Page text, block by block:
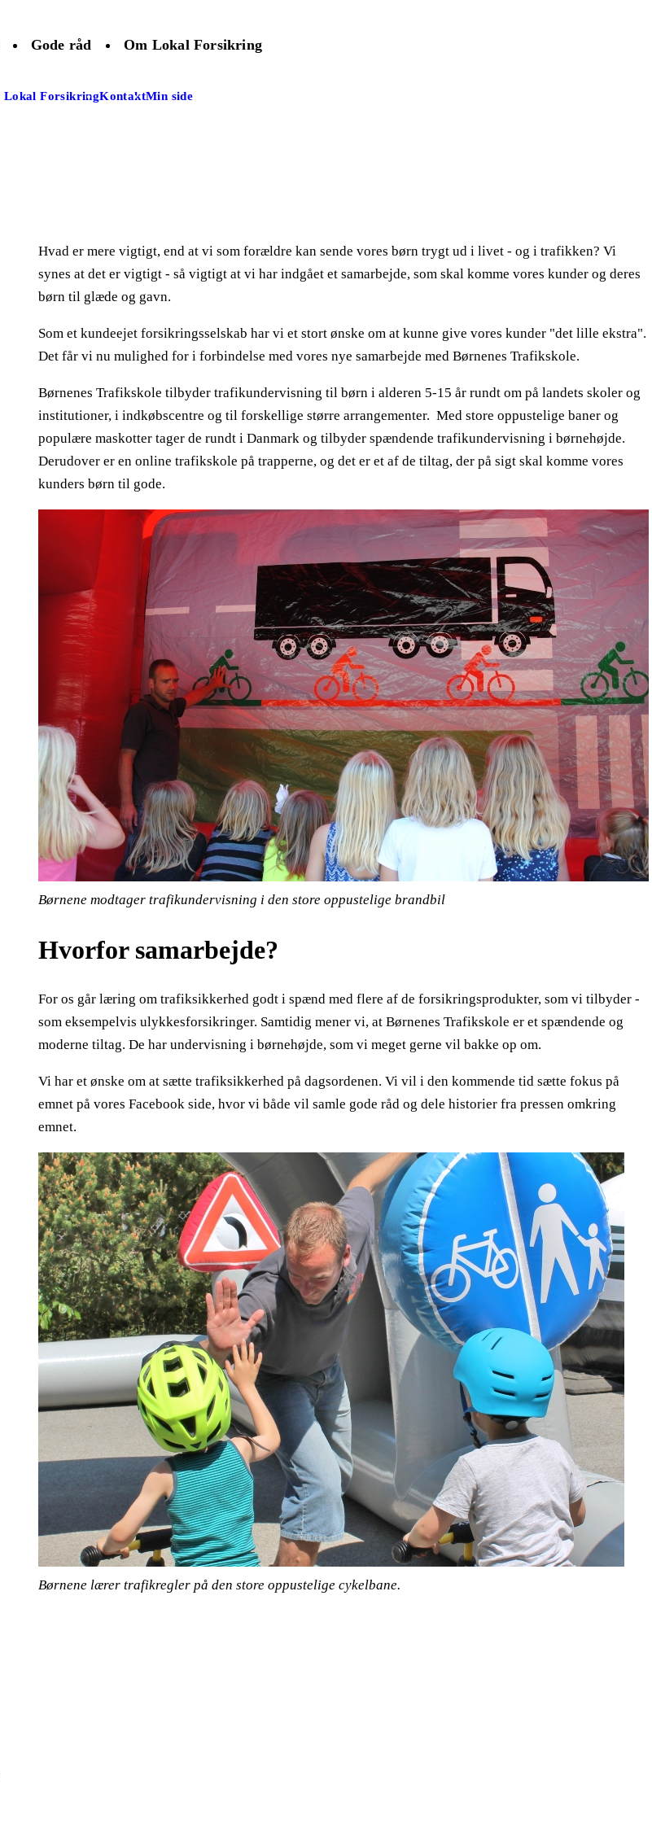
Gode råd
Om Lokal Forsikring
Lokal ForsikringKontaktMin side
Hvad er mere vigtigt, end at vi som forældre kan sende vores børn trygt ud i livet - og i trafikken? Vi
synes at det er vigtigt - så vigtigt at vi har indgået et samarbejde, som skal komme vores kunder og deres
børn til glæde og gavn.
Som et kundeejet forsikringsselskab har vi et stort ønske om at kunne give vores kunder "det lille ekstra".
Det får vi nu mulighed for i forbindelse med vores nye samarbejde med Børnenes Trafikskole.
Børnenes Trafikskole tilbyder trafikundervisning til børn i alderen 5-15 år rundt om på landets skoler og
institutioner, i indkøbscentre og til forskellige større arrangementer. Med store oppustelige baner og
populære maskotter tager de rundt i Danmark og tilbyder spændende trafikundervisning i børnehøjde.
Derudover er en online trafikskole på trapperne, og det er et af de tiltag, der på sigt skal komme vores
kunders børn til gode.
Børnene modtager trafikundervisning i den store oppustelige brandbil
Hvorfor samarbejde?
For os går læring om trafiksikkerhed godt i spænd med flere af de forsikringsprodukter, som vi tilbyder -
som eksempelvis ulykkesforsikringer. Samtidig mener vi, at Børnenes Trafikskole er et spændende og
moderne tiltag. De har undervisning i børnehøjde, som vi meget gerne vil bakke op om.
Vi har et ønske om at sætte trafiksikkerhed på dagsordenen. Vi vil i den kommende tid sætte fokus på
emnet på vores Facebook side, hvor vi både vil samle gode råd og dele historier fra pressen omkring
emnet.
Børnene lærer trafikregler på den store oppustelige cykelbane.